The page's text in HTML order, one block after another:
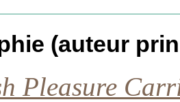
(auteur
Pleasure